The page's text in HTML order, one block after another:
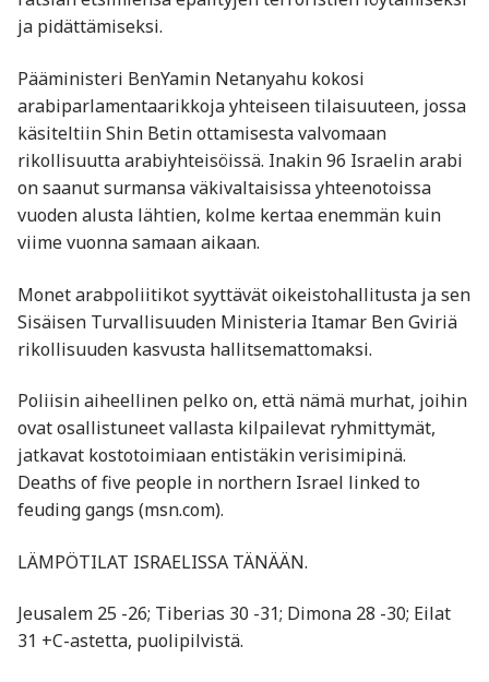
ja pidättämiseksi.
Pääministeri BenYamin Netanyahu kokosi
arabiparlamentaarikkoja yhteiseen tilaisuuteen, jossa
käsiteltiin Shin Betin ottamisesta valvomaan
rikollisuutta arabiyhteisöissä. Inakin 96 Israelin arabi
on saanut surmansa väkivaltaisissa yhteenotoissa
vuoden alusta lähtien, kolme kertaa enemmän kuin
viime vuonna samaan aikaan.
Monet arabpoliitikot syyttävät oikeistohallitusta ja sen
Sisäisen Turvallisuuden Ministeria Itamar Ben Gviriä
rikollisuuden kasvusta hallitsemattomaksi.
Poliisin aiheellinen pelko on, että nämä murhat, joihin
ovat osallistuneet vallasta kilpailevat ryhmittymät,
jatkavat kostotoimiaan entistäkin verisimipinä.
Deaths of five people in northern Israel linked to
feuding gangs (msn.com).
LÄMPÖTILAT ISRAELISSA TÄNÄÄN.
Jeusalem 25 -26; Tiberias 30 -31; Dimona 28 -30; Eilat
31 +C-astetta, puolipilvistä.